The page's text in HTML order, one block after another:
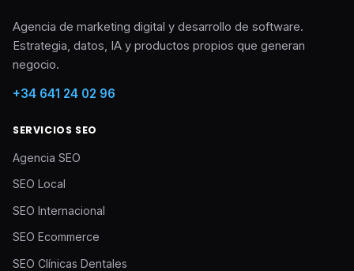
Agencia de marketing digital y desarrollo de software.
Estrategia, datos, IA y productos propios que generan
negocio.
+34 641 24 02 96
SERVICIOS SEO
Agencia SEO
SEO Local
SEO Internacional
SEO Ecommerce
SEO Clínicas Dentales